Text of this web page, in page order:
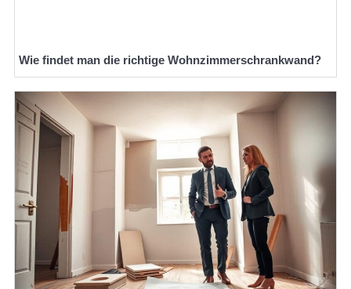
Wie findet man die richtige Wohnzimmerschrankwand?